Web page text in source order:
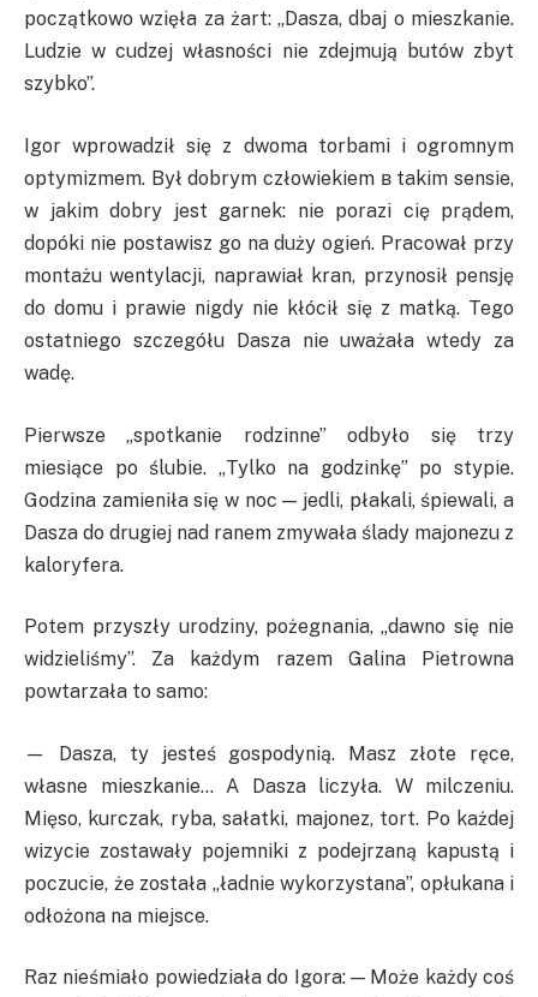
początkowo wzięła za żart: „Dasza, dbaj o mieszkanie.
Ludzie w cudzej własności nie zdejmują butów zbyt
szybko”.
Igor wprowadził się z dwoma torbami i ogromnym
optymizmem. Był dobrym człowiekiem в takim sensie,
w jakim dobry jest garnek: nie porazi cię prądem,
dopóki nie postawisz go na duży ogień. Pracował przy
montażu wentylacji, naprawiał kran, przynosił pensję
do domu i prawie nigdy nie kłócił się z matką. Tego
ostatniego szczegółu Dasza nie uważała wtedy za
wadę.
Pierwsze „spotkanie rodzinne” odbyło się trzy
miesiące po ślubie. „Tylko na godzinkę” po stypie.
Godzina zamieniła się w noc — jedli, płakali, śpiewali, a
Dasza do drugiej nad ranem zmywała ślady majonezu z
kaloryfera.
Potem przyszły urodziny, pożegnania, „dawno się nie
widzieliśmy”. Za każdym razem Galina Pietrowna
powtarzała to samo:
— Dasza, ty jesteś gospodynią. Masz złote ręce,
własne mieszkanie… A Dasza liczyła. W milczeniu.
Mięso, kurczak, ryba, sałatki, majonez, tort. Po każdej
wizycie zostawały pojemniki z podejrzaną kapustą i
poczucie, że została „ładnie wykorzystana”, opłukana i
odłożona na miejsce.
Raz nieśmiało powiedziała do Igora: — Może każdy coś